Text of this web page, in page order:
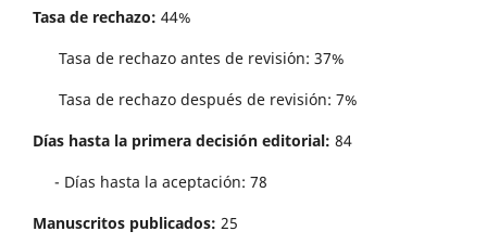
Tasa de rechazo: 44%
Tasa de rechazo antes de revisi´on: 37%
Tasa de rechazo después de revisión: 7%
Días hasta la primera decisión editorial: 84
- Días hasta la aceptación: 78
Manuscritos publicados: 25